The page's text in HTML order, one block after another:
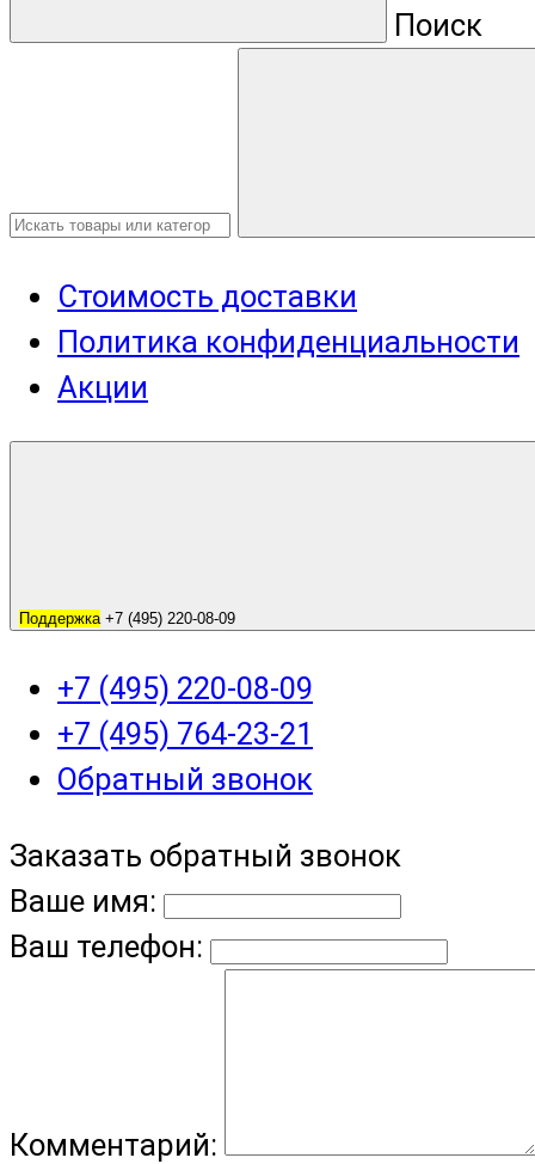
Поиск
Стоимость доставки
Политика конфиденциальности
Акции
Поддержка +7 (495) 220-08-09
+7 (495) 220-08-09
+7 (495) 764-23-21
Обратный звонок
Заказать обратный звонок
Ваше имя:
Ваш телефон:
Комментарий: